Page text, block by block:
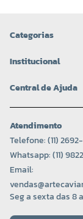
Categorias
Institucional
Central de Ajuda
Atendimento
Telefone: (11)
Whatsapp: (11)
Email:
Seg a sexta das 8